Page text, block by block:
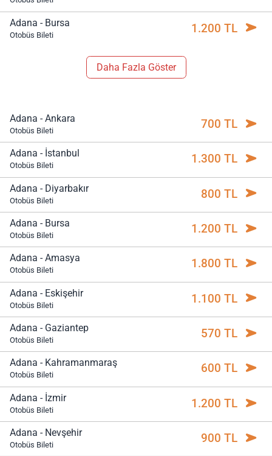
Adana - Bursa
Otobüs Bileti 1.200 TL
Daha Fazla Göster
Adana - Ankara
Otobüs Bileti 700 TL
Adana - İstanbul
Otobüs Bileti 1.300 TL
Adana - Diyarbakır
Otobüs Bileti 800 TL
Adana - Bursa
Otobüs Bileti 1.200 TL
Adana - Amasya
Otobüs Bileti 1.800 TL
Adana - Eskişehir
Otobüs Bileti 1.100 TL
Adana - Gaziantep
Otobüs Bileti 570 TL
Adana - Kahramanmaraş
Otobüs Bileti 600 TL
Adana - İzmir
Otobüs Bileti 1.200 TL
Adana - Nevşehir
Otobüs Bileti 900 TL